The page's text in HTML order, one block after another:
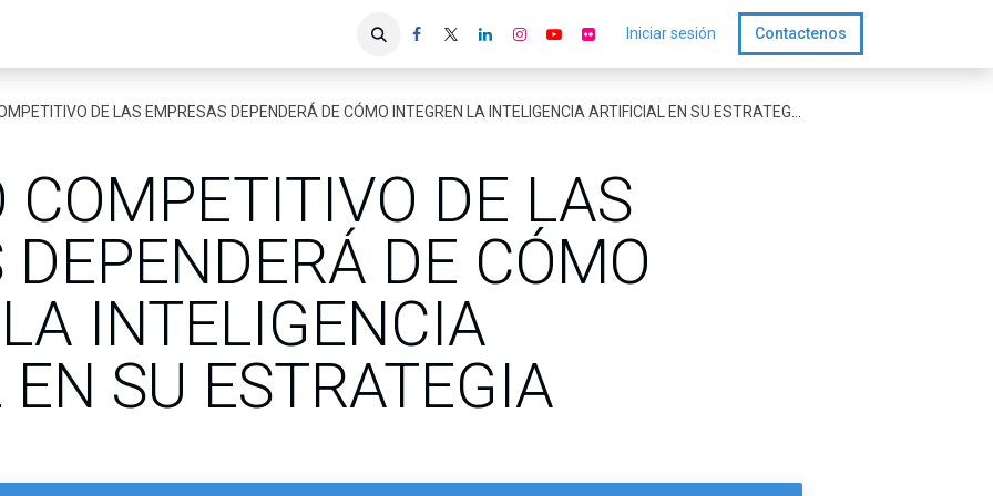
Iniciar sesión Contactenos
DE LAS EMPRESAS DEPENDERÁ DE CÓMO INTEGREN LA INTELIGENCIA ARTIFICIAL EN SU ESTRATEGIA
COMPETITIVO DE LAS
DEPENDERÁ DE CÓMO
INTELIGENCIA
SU ESTRATEGIA